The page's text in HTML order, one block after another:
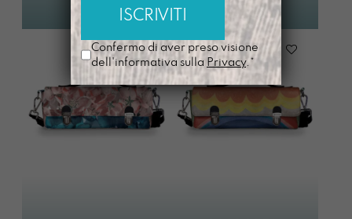
Confermo di aver preso visione
dell'informativa sulla Privacy.*